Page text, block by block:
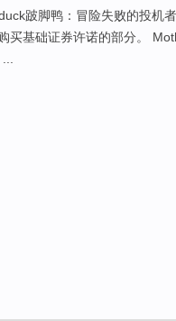
跛脚鸭：冒险失败的投机
买基础证券许诺的部分。